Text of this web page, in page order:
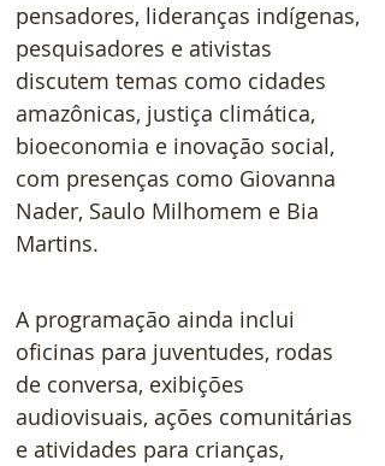
pensadores, lideranças indígenas,
pesquisadores e ativistas
discutem temas como cidades
amazônicas, justiça climática,
bioeconomia e inovação social,
com presenças como Giovanna
Nader, Saulo Milhomem e Bia
Martins.
A programação ainda inclui
oficinas para juventudes, rodas
de conversa, exibições
audiovisuais, ações comunitárias
e atividades para crianças,